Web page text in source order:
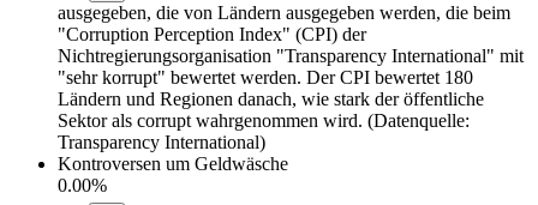
ausgegeben, die von Ländern ausgegeben werden, die beim
"Corruption Perception Index" (CPI) der
Nichtregierungsorganisation "Transparency International" mit
"sehr korrupt" bewertet werden. Der CPI bewertet 180
Ländern und Regionen danach, wie stark der öffentliche
Sektor als corrupt wahrgenommen wird. (Datenquelle:
Transparency International)
Kontroversen um Geldwäsche
0.00%